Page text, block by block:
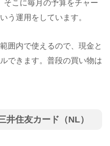
そこに毎月の予算をチャー
う運用をしています。
囲内で使えるので、現金と
できます。普段の買い物は
井住友カード（NL）